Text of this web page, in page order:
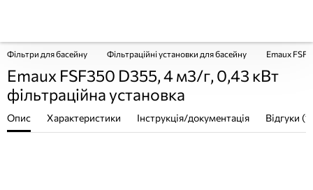
Фільтри для басейну Фільтраційні установки для басейну Emaux
Emaux FSF350 D355, 4 м3/г, 0,43 кВт
фільтраційна установка
Опис Характеристики Інструкція/документація Відгуки (1)